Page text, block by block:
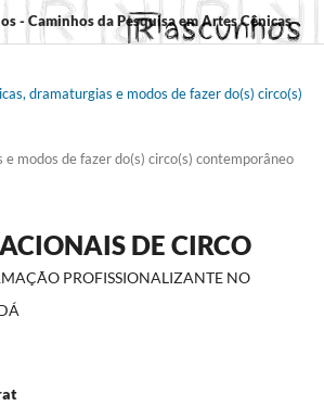
- Caminhos da Pesquisa em Artes Cênicas
dramaturgias e modos de fazer do(s) circo(s)
modos de fazer do(s) circo(s) contemporâneo
DE CIRCO
PROFISSIONALIZANTE NO